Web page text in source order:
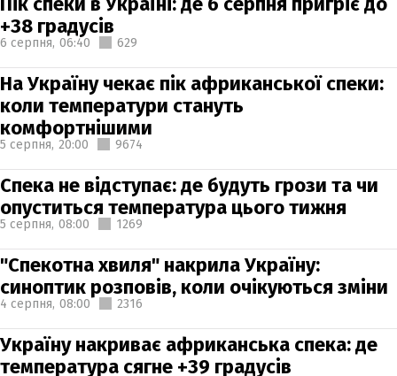
+38 градусів
6 серпня, 06:40 629
На Україну чекає пік африканської спеки:
коли температури стануть
комфортнішими
5 серпня, 20:00 9674
Спека не відступає: де будуть грози та чи
опуститься температура цього тижня
5 серпня, 08:00 1269
"Спекотна хвиля" накрила Україну:
синоптик розповів, коли очікуються зміни
4 серпня, 08:00 2316
Україну накриває африканська спека: де
температура сягне +39 градусів